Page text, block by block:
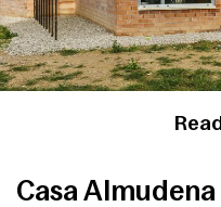
Read
Casa Almudena